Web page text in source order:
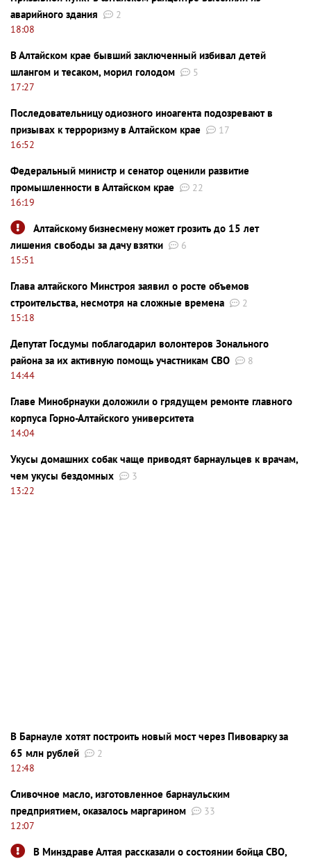
аварийного здания
2
18:08
В Алтайском крае бывший заключенный избивал детей
шлангом и тесаком, морил голодом
5
17:27
Последовательницу одиозного иноагента подозревают в
призывах к терроризму в Алтайском крае
17
16:52
Федеральный министр и сенатор оценили развитие
промышленности в Алтайском крае
22
16:19
Алтайскому бизнесмену может грозить до 15 лет
лишения свободы за дачу взятки
6
15:51
Глава алтайского Минстроя заявил о росте объемов
строительства, несмотря на сложные времена
2
15:18
Депутат Госдумы поблагодарил волонтеров Зонального
района за их активную помощь участникам СВО
8
14:44
Главе Минобрнауки доложили о грядущем ремонте главного
корпуса Горно-Алтайского университета
14:04
Укусы домашних собак чаще приводят барнаульцев к врачам,
чем укусы бездомных
3
13:22
В Барнауле хотят построить новый мост через Пивоварку за
65 млн рублей
2
12:48
Сливочное масло, изготовленное барнаульским
предприятием, оказалось маргарином
33
12:07
В Минздраве Алтая рассказали о состоянии бойца СВО,